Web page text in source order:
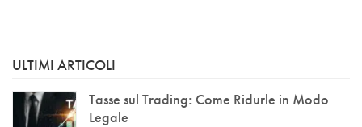
ULTIMI ARTICOLI
Tasse sul Trading: Come Ridurle in Modo
Legale